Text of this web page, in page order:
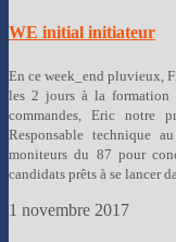
WE initial initiateur
En ce week_end pluvieux,
les 2 jours à la formation
commandes, Eric notre
Responsable technique
moniteurs du 87 pour
candidats prêts à se lancer
1 novembre 2017